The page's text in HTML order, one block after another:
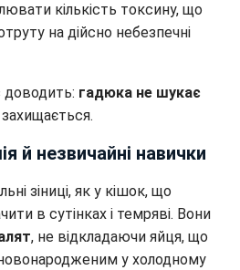
кількість токсину, що
на дійсно небезпечні
доводить: гадюка не шукає
й незвичайні навички
зіниці, як у кішок, що
в сутінках і темряві. Вони
, не відкладаючи яйця, що
у холодному